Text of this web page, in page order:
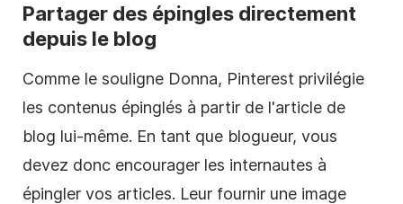
Partager des épingles directement
depuis le blog
Comme le souligne Donna, Pinterest privilégie
les contenus épinglés à partir de l'article de
blog lui-même. En tant que blogueur, vous
devez donc encourager les internautes à
épingler vos articles. Leur fournir une image